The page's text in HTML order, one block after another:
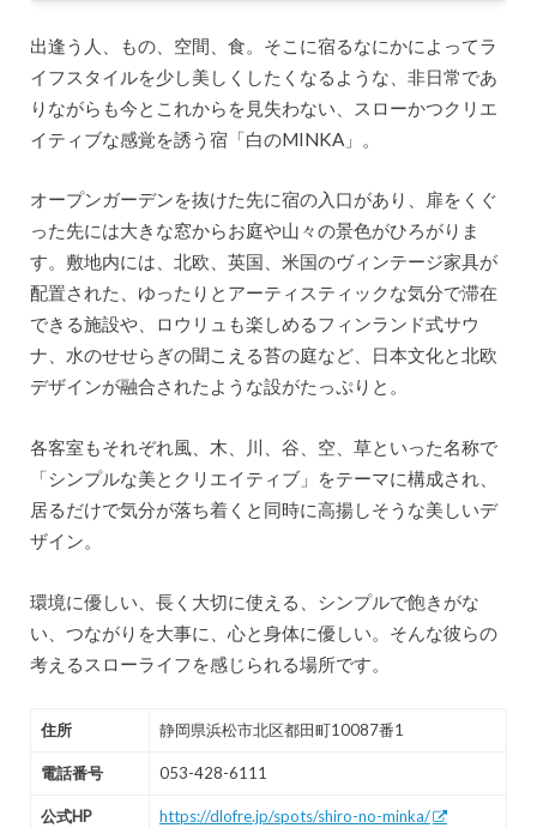
出逢う人、もの、空間、食。そこに宿るなにかによってラ
イフスタイルを少し美しくしたくなるような、非日常であ
りながらも今とこれからを見失わない、スローかつクリエ
イティブな感覚を誘う宿「白のMINKA」。
オープンガーデンを抜けた先に宿の入口があり、扉をくぐ
った先には大きな窓からお庭や山々の景色がひろがりま
す。敷地内には、北欧、英国、米国のヴィンテージ家具が
配置された、ゆったりとアーティスティックな気分で滞在
できる施設や、ロウリュも楽しめるフィンランド式サウ
ナ、水のせせらぎの聞こえる苔の庭など、日本文化と北欧
デザインが融合されたような設がたっぷりと。
各客室もそれぞれ風、木、川、谷、空、草といった名称で
「シンプルな美とクリエイティブ」をテーマに構成され、
居るだけで気分が落ち着くと同時に高揚しそうな美しいデ
ザイン。
環境に優しい、長く大切に使える、シンプルで飽きがな
い、つながりを大事に、心と身体に優しい。そんな彼らの
考えるスローライフを感じられる場所です。
住所 静岡県浜松市北区都田町10087番1
電話番号 053-428-6111
公式HP https://dlofre.jp/spots/shiro-no-minka/